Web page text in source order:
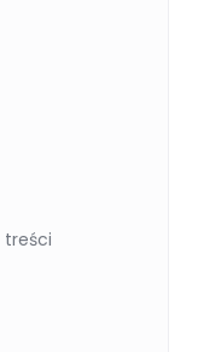
treści